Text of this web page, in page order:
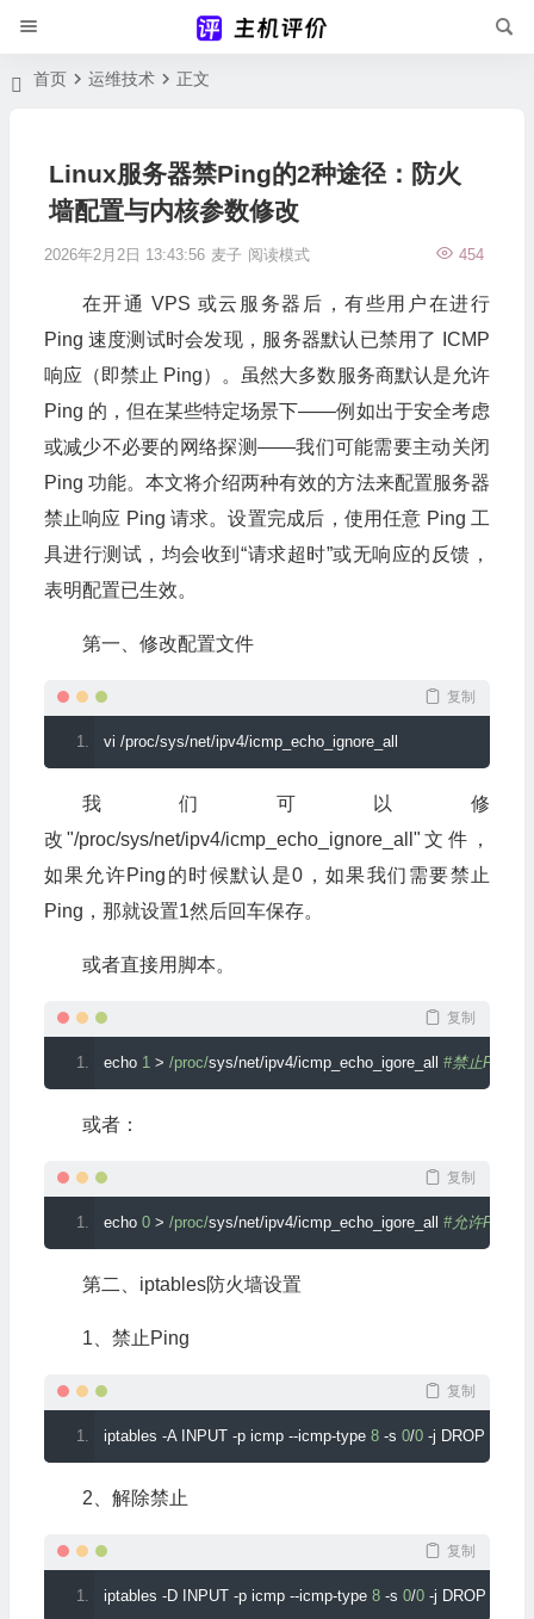
首页 运维技术 正文
Linux服务器禁Ping的2种途径：防火
墙配置与内核参数修改
2026年2月2日 13:43:56 麦子 454
阅读模式
在开通 VPS 或云服务器后，有些用户在进行
Ping 速度测试时会发现，服务器默认已禁用了 ICMP
响应（即禁止 Ping）。虽然大多数服务商默认是允许
Ping 的，但在某些特定场景下——例如出于安全考虑
或减少不必要的网络探测——我们可能需要主动关闭
Ping 功能。本文将介绍两种有效的方法来配置服务器
禁止响应 Ping 请求。设置完成后，使用任意 Ping 工
具进行测试，均会收到“请求超时”或无响应的反馈，
表明配置已生效。
第一、修改配置文件
复制
vi /proc/sys/net/ipv4/icmp_echo_ignore_all
我们可以修
改"/proc/sys/net/ipv4/icmp_echo_ignore_all"文件，
如果允许Ping的时候默认是0，如果我们需要禁止
Ping，那就设置1然后回车保存。
或者直接用脚本。
复制
echo 1 > /proc/sys/net/ipv4/icmp_echo_igore_all #禁止Ping
或者：
复制
echo 0 > /proc/sys/net/ipv4/icmp_echo_igore_all #允许Ping
第二、iptables防火墙设置
1、禁止Ping
复制
iptables -A INPUT -p icmp --icmp-type 8 -s 0/0 -j DROP
2、解除禁止
复制
iptables -D INPUT -p icmp --icmp-type 8 -s 0/0 -j DROP